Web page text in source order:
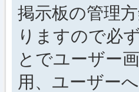
掲示板の管理
りますので必
とでユーザー
用、ユーザー